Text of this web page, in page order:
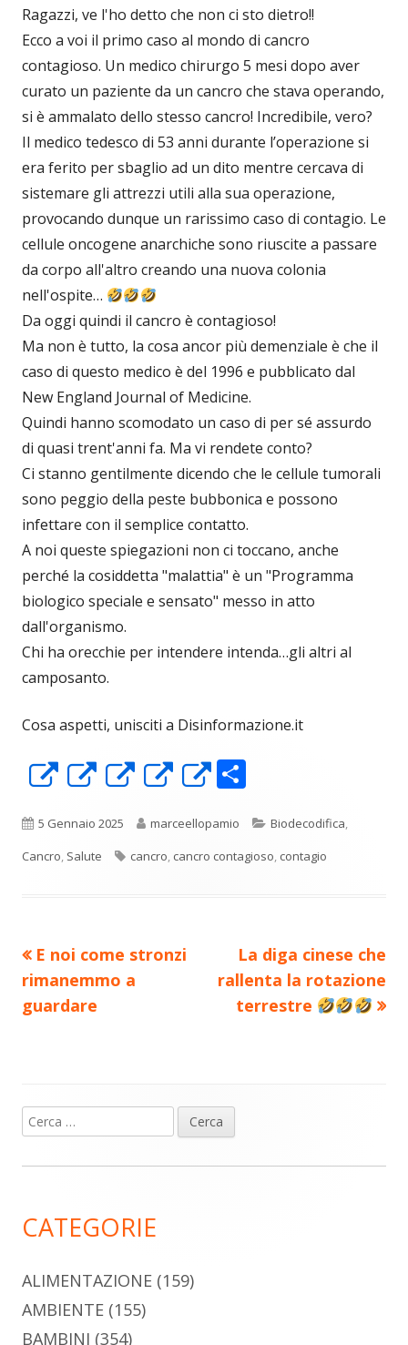
Ragazzi, ve l'ho detto che non ci sto dietro!!
Ecco a voi il primo caso al mondo di cancro
contagioso. Un medico chirurgo 5 mesi dopo aver
curato un paziente da un cancro che stava operando,
si è ammalato dello stesso cancro! Incredibile, vero?
Il medico tedesco di 53 anni durante l’operazione si
era ferito per sbaglio ad un dito mentre cercava di
sistemare gli attrezzi utili alla sua operazione,
provocando dunque un rarissimo caso di contagio. Le
cellule oncogene anarchiche sono riuscite a passare
da corpo all'altro creando una nuova colonia
nell'ospite…
Da oggi quindi il cancro è contagioso!
Ma non è tutto, la cosa ancor più demenziale è che il
caso di questo medico è del 1996 e pubblicato dal
New England Journal of Medicine.
Quindi hanno scomodato un caso di per sé assurdo
di quasi trent'anni fa. Ma vi rendete conto?
Ci stanno gentilmente dicendo che le cellule tumorali
sono peggio della peste bubbonica e possono
infettare con il semplice contatto.
A noi queste spiegazioni non ci toccano, anche
perché la cosiddetta "malattia" è un "Programma
biologico speciale e sensato" messo in atto
dall'organismo.
Chi ha orecchie per intendere intenda…gli altri al
camposanto.
Cosa aspetti, unisciti a Disinformazione.it
Apre
una
nuova
Apre
una
nuova
Apre
una
nuova
Apre
una
nuova
Apre
una
nuova
n
di
Pubblicato
5 Gennaio 2025 Autore
marceellopamio Categorie
Biodecodifica,
Cancro, Salute Tag
cancro, cancro contagioso, contagio
Navigazione
articoli
Precedente
articolo:
E noi come stronzi
rimanemmo a
guardare
Nuovo
articolo:
La diga cinese che
rallenta la rotazione
terrestre
Barra
laterale
Ricerca
per:
CATEGORIE
ALIMENTAZIONE (159)
AMBIENTE (155)
BAMBINI (354)